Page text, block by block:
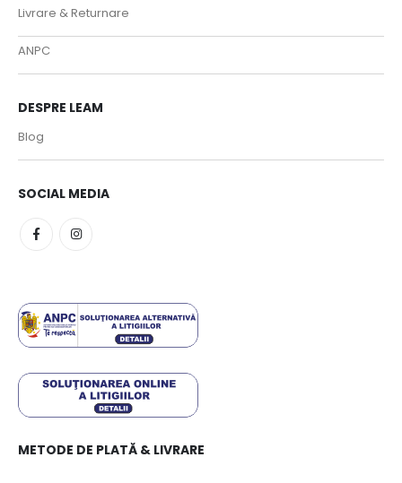
Livrare & Returnare
ANPC
DESPRE LEAM
Blog
SOCIAL MEDIA
METODE DE PLATĂ & LIVRARE